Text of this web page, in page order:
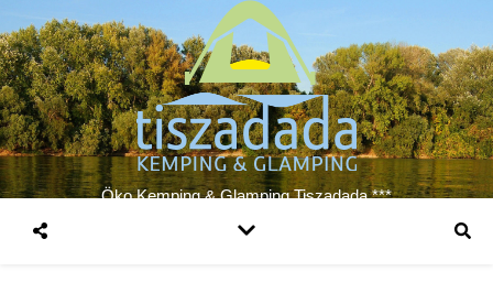
Öko Kemping & Glamping Tiszadada ***